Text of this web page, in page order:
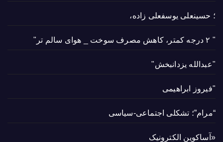
؛ حسینعلی یوسفعلی زاده،
" ۲ درجه کمتر، کاهش مصرف سوخت _ هوای سالم تر"
"عبدالله یزدانبخش"
"فیروز ابراهیمی
“مرام”؛ تشکلی اجتماعی-سیاسی
«آساکوین الکترونیک